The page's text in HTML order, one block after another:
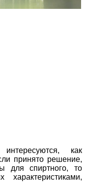
как
принято решение,
для спиртного, то